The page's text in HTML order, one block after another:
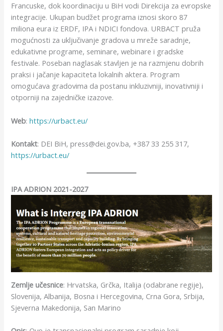
Francuske, dok koordinaciju u BiH vodi Direkcija za evropske
integracije. Ukupan budžet programa iznosi skoro 87
miliona eura iz ERDF, IPA i NDICI fondova. URBACT pruža
mogućnosti za uključivanje gradova u mreže saradnje,
edukativne programe, seminare, webinare i gradske
festivale. Poseban naglasak stavljen je na razmjenu dobrih
praksi i jačanje kapaciteta lokalnih aktera. Program
omogućava gradovima da postanu inkluzivniji, inovativniji i
otporniji na zajedničke izazove.
Web:https://urbact.eu/
Kontakt: DEI BiH, press@dei.gov.ba, +387 33 255 317,
https://urbact.eu/
IPA ADRION 2021-2027
Zemlje učesnice: Hrvatska, Grčka, Italija (odabrane regije),
Slovenija, Albanija, Bosna i Hercegovina, Crna Gora, Srbija,
Sjeverna Makedonija, San Marino